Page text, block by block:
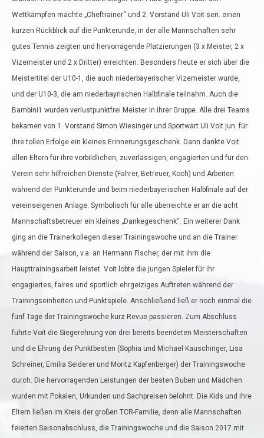
Wettkämpfen machte „Cheftrainer“ und 2. Vorstand Uli Voit sen. einen
kurzen Rückblick auf die Punkterunde, in der alle Mannschaften sehr
gutes Tennis zeigten und hervorragende Platzierungen (3 x Meister, 2 x
Vizemeister und 2 x Dritter) erreichten. Besonders freute er sich über die
Meistertitel der U10-1, die auch niederbayerischer Vizemeister wurde,
und der U10-3, die am niederbayrischen Halbfinale teilnahm. Auch die
Bambini1 wurden verlustpunktfrei Meister in ihrer Gruppe. Alle drei Teams
bekamen von 1. Vorstand Simon Wiesinger und Sportwart Uli Voit jun. für
ihre tollen Erfolge ein kleines Erinnerungsgeschenk. Dann dankte Voit
allen Eltern für ihre vorbildlichen, zuverlässigen, engagierten und für den
Verein sehr hilfreichen Dienste (Fahrer, Betreuer, Koch) und Arbeiten
während der Punkterunde und beim niederbayerischen Halbfinale auf der
vereinseigenen Anlage. Symbolisch für alle überreichte er an die acht
Mannschaftsbetreuer ein kleines „Dankegeschenk“. Ein weiterer Dank
ging an die Trainerkollegen dieser Trainingswoche und an die Trainer
während der Saison, v.a. an Hermann Fischer, der mit ihm die
Haupttrainingsarbeit leistet. Voit lobte die jungen Spieler für ihr
engagiertes, faires und sportlich ehrgeiziges Auftreten während der
Trainingseinheiten und Punktspiele. Anschließend ließ er noch einmal die
fünf Tage der Trainingswoche kurz Revue passieren. Zum Abschluss
führte Voit die Siegerehrung von drei bereits beendeten Meisterschaften
und die Ehrung der Punktbesten (Sophia und Michael Kauschinger, Lisa
Schreiner, Emilia Seiderer und Moritz Kapfenberger) der Trainingswoche
durch. Die hervorragenden Leistungen der besten Buben und Mädchen
wurden mit Pokalen, Urkunden und Sachpreisen belohnt. Die Kids und ihre
Eltern ließen im Kreis der großen TCR-Familie, denn alle Mannschaften
feierten Saisonabschluss, die Trainingswoche und die Saison 2017 mit